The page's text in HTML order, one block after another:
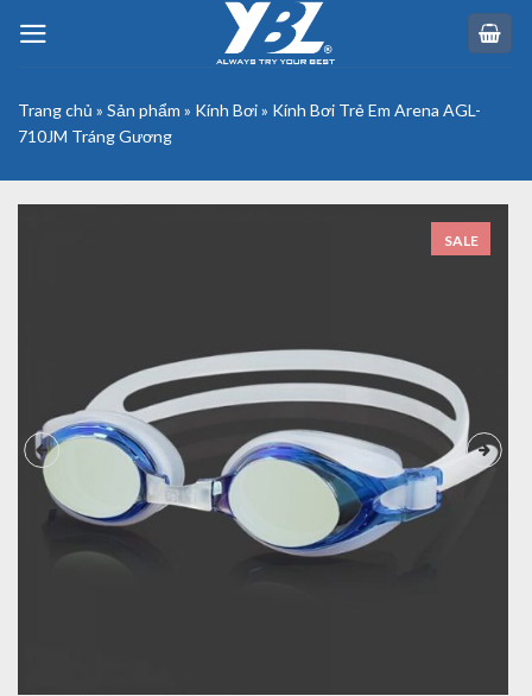
Trang chủ » Sản phẩm » Kính Bơi» Kính Bơi Trẻ Em Arena AGL-
710JM Tráng Gương
SALE